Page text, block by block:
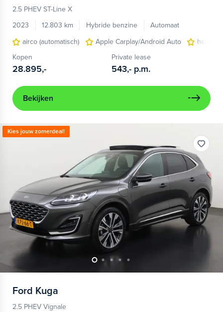
2.5 PHEV ST-Line X
2023
12.803 km Hybride benzine
Automaat
airco (automatisch)
Apple Carplay/Android Auto
head-
Kopen
28.895,-
Private lease
543,- p.m.
Bekijken
Kies jouw zomerdeal!
Ford Kuga
2.5 PHEV Vignale